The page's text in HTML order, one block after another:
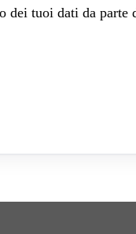
dei tuoi dati da parte